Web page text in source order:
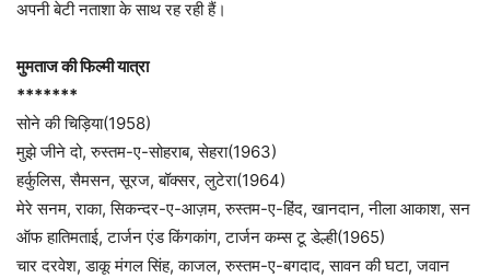
अपनी बेटी नताशा के साथ रह रही हैं।
मुमताज की फिल्मी यात्रा‌
*******
सोने की चिड़िया(1958)
मुझे जीने दो, रुस्तम-ए-सोहराब, सेहरा(1963)
हर्कुलिस, सैमसन, सूरज, बॉक्सर, लुटेरा(1964)
मेरे सनम, राका, सिकन्दर-ए-आज़म, रुस्तम-ए-हिंद, खानदान, नीला आकाश, सन
ऑफ हातिमताई, टार्जन एंड किंगकांग, टार्जन कम्स टू डेल्ही(1965)
चार दरवेश, डाकू मंगल सिंह, काजल, रुस्तम-ए-बगदाद, सावन की घटा, जवान